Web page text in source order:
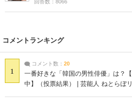
回答数：8066
コメントランキング
1
コメント数： 20
一番好きな「韓国の男性俳優」は？
中】（投票結果） | 芸能人 ねとらぼ